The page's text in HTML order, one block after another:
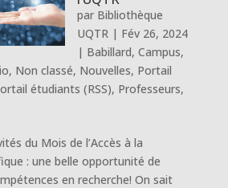
par Bibliothèque
UQTR| Fév 26, 2024
| Babillard, Campus,
, Non classé, Nouvelles, Portail
étudiants (RSS), Professeurs,
du Mois de l’Accès à la
: une belle opportunité de
en recherche! On sait